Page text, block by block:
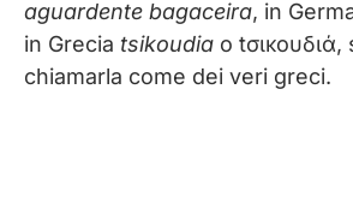
aguardente bagaceira, in
in Grecia tsikoudia o
chiamarla come dei veri greci.